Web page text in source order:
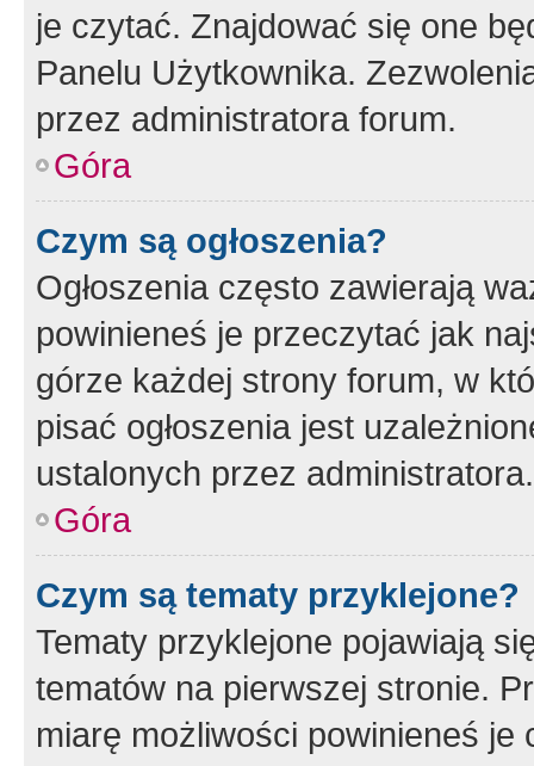
je czytać. Znajdować się one
Panelu Użytkownika.
przez administratora forum.
Góra
Czym są ogłoszenia?
Ogłoszenia często zawierają
powinieneś je przeczytać jak
górze każdej strony forum, w
pisać ogłoszenia jest
ustalonych przez administratora.
Góra
Czym są tematy przyklejone?
Tematy przyklejone pojawiają
tematów na pierwszej stronie.
miarę możliwości powinieneś je